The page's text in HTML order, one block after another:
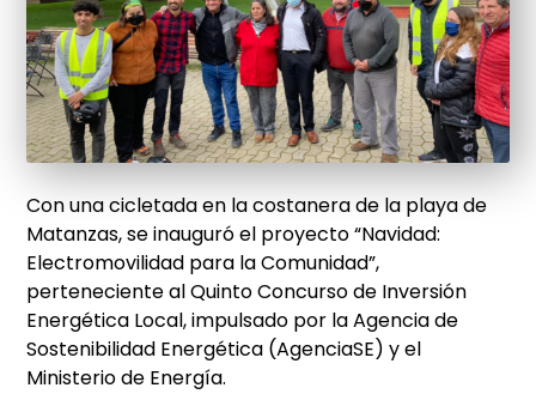
Con una cicletada en la costanera de la playa de
Matanzas, se inauguró el proyecto “Navidad:
Electromovilidad para la Comunidad”,
perteneciente al Quinto Concurso de Inversión
Energética Local, impulsado por la Agencia de
Sostenibilidad Energética (AgenciaSE) y el
Ministerio de Energía.